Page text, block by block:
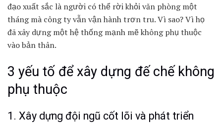
đạo xuất sắc là người có thể rời khỏi văn phòng một
tháng mà công ty vẫn vận hành trơn tru. Vì sao? Vì họ
đã xây dựng một hệ thống mạnh mẽ không phụ thuộc
vào bản thân.
3 yếu tố để xây dựng đế chế không
phụ thuộc
1. Xây dựng đội ngũ cốt lõi và phát triển